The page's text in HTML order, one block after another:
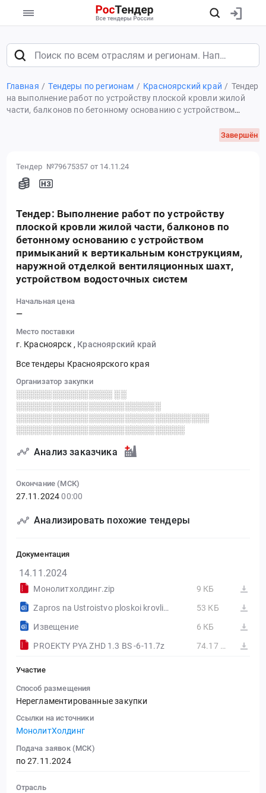
Главная Тендеры по регионам Красноярский край
Тендер
на выполнение работ по устройству плоской кровли жилой
части, балконов по бетонному основанию с устройством
отделкой вентиляционных шахт, устройством водосточных
Завершён
Тендер №79675357 от 14.11.24
Тендер: Выполнение работ по устройству
плоской кровли жилой части, балконов по
бетонному основанию с устройством
примыканий к вертикальным конструкциям,
наружной отделкой вентиляционных шахт,
устройством водосточных систем
Начальная цена
—
Место поставки
г. Красноярск , Красноярский край
Все тендеры Красноярского края
Организатор закупки
░░░░░░░░░░░░░░░░ ░░
░░░░░░░░░░░░░░░░░░░░░░░░
░░░░░░░░░░░░░░░░░░░░░░░░░░░░░░░░
░░░░░░░░░░░░░░░░░░░░░░░░░░░░
Анализ заказчика
Окончание (МСК)
27.11.2024 00:00
Анализировать похожие тендеры
Документация
14.11.2024
Монолитхолдинг.zip
9 КБ
Zapros na Ustroistvo ploskoi krovli.docx
53 КБ
Извещение
6 КБ
PROEKTY PYA ZHD 1.3 BS -6-11.7z
74.17 МБ
Участие
Способ размещения
Нерегламентированные закупки
Ссылки на источники
МонолитХолдинг
Подача заявок (МСК)
по 27.11.2024
Отрасль